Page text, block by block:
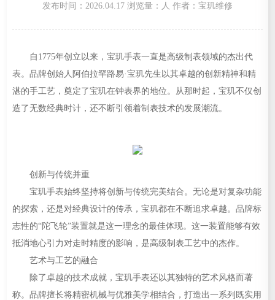
发布时间：2026.04.17 浏览量： 人 作者：宝玑维修
自1775年创立以来，宝玑手表一直是高级制表领域的杰出代
表。品牌创始人阿伯拉罕路易·宝玑先生以其卓越的创新精神和精
湛的手工艺，奠定了宝玑在钟表界的地位。从那时起，宝玑不仅创
造了无数经典时计，还不断引领着制表技术的发展潮流。
创新与传统并重
宝玑手表始终坚持将创新与传统完美结合。无论是对复杂功能
的探索，还是对经典设计的传承，宝玑都在不断追求卓越。品牌标
志性的“陀飞轮”装置就是这一理念的最佳体现。这一装置能够有效
抵消地心引力对走时精度的影响，是高级制表工艺中的杰作。
艺术与工艺的融合
除了卓越的技术成就，宝玑手表还以其独特的艺术风格而著
称。品牌擅长将精密机械与优雅美学相结合，打造出一系列既实用